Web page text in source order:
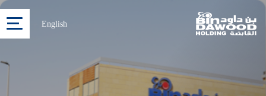
English